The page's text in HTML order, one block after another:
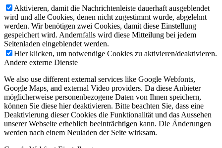
Aktivieren, damit die Nachrichtenleiste dauerhaft ausgeblendet
wird und alle Cookies, denen nicht zugestimmt wurde, abgelehnt
werden. Wir benötigen zwei Cookies, damit diese Einstellung
gespeichert wird. Andernfalls wird diese Mitteilung bei jedem
Seitenladen eingeblendet werden.
Hier klicken, um notwendige Cookies zu aktivieren/deaktivieren.
Andere externe Dienste
We also use different external services like Google Webfonts,
Google Maps, and external Video providers. Da diese Anbieter
möglicherweise personenbezogene Daten von Ihnen speichern,
können Sie diese hier deaktivieren. Bitte beachten Sie, dass eine
Deaktivierung dieser Cookies die Funktionalität und das Aussehen
unserer Webseite erheblich beeinträchtigen kann. Die Änderungen
werden nach einem Neuladen der Seite wirksam.